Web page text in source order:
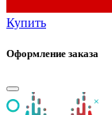
Купить
Оформление заказа